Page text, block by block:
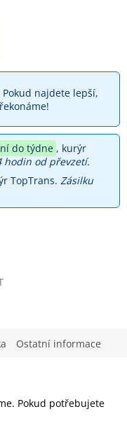
najdete lepší,
do týdne , kurýr
hodin od převzetí.
TopTrans. Zásilku
Ostatní informace
Pokud potřebujete